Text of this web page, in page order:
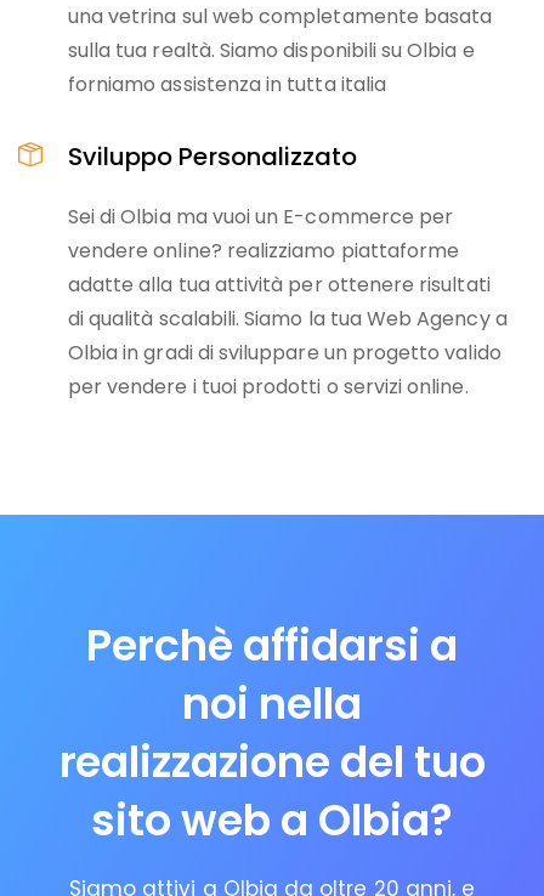
una vetrina sul web completamente basata
sulla tua realtà. Siamo disponibili su Olbia e
forniamo assistenza in tutta italia
Sviluppo Personalizzato
Sei di Olbia ma vuoi un E-commerce per
vendere online? realizziamo piattaforme
adatte alla tua attività per ottenere risultati
di qualità scalabili. Siamo la tua Web Agency a
Olbia in gradi di sviluppare un progetto valido
per vendere i tuoi prodotti o servizi online.
Perchè affidarsi a
noi nella
realizzazione del tuo
sito web a Olbia?
Siamo attivi a Olbia da oltre 20 anni, e